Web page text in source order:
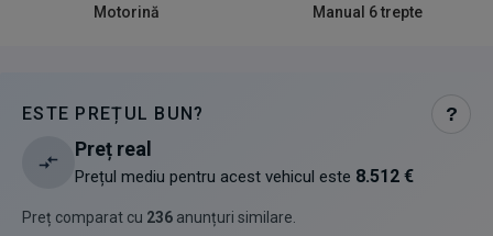
Motorină Manual 6 trepte
ESTE PREȚUL BUN? ?
Preț real
Prețul mediu pentru acest vehicul este 8.512 €
Preț comparat cu 236 anunțuri similare